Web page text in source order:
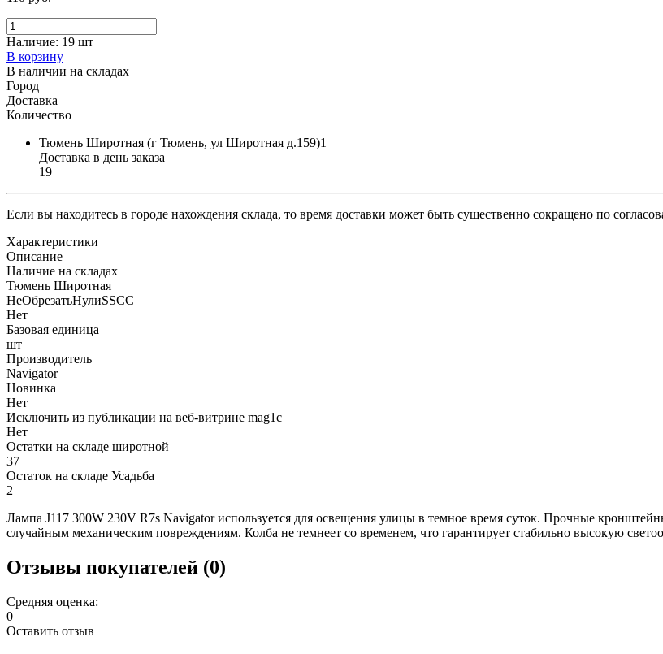
Наличие: 19 шт
В корзину
В наличии на складах
Город
Доставка
Количество
Тюмень Широтная (г Тюмень, ул Широтная д.159)1
Доставка в день заказа
19
Если вы находитесь в городе нахождения склада, то время доставки может быть существенно сокращено по
Характеристики
Описание
Наличие на складах
Тюмень Широтная
НеОбрезатьНулиSSCC
Нет
Базовая единица
шт
Производитель
Navigator
Новинка
Нет
Исключить из публикации на веб-витрине mag1c
Нет
Остатки на складе широтной
37
Остаток на складе Усадьба
2
Лампа J117 300W 230V R7s Navigator используется для освещения улицы в темное время суток. Прочные
случайным механическим повреждениям. Колба не темнеет со временем, что гарантирует стабильно высокую
Отзывы покупателей (0)
Средняя оценка:
0
Оставить отзыв